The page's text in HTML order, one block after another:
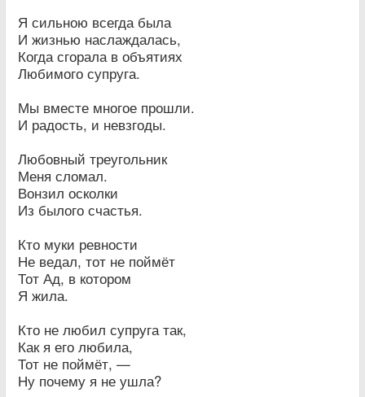
Я сильною всегда была
И жизнью наслаждалась,
Когда сгорала в объятиях
Любимого супруга.
Мы вместе многое прошли.
И радость, и невзгоды.
Любовный треугольник
Меня сломал.
Вонзил осколки
Из былого счастья.
Кто муки ревности
Не ведал, тот не поймёт
Тот Ад, в котором
Я жила.
Кто не любил супруга так,
Как я его любила,
Тот не поймёт, —
Ну почему я не ушла?